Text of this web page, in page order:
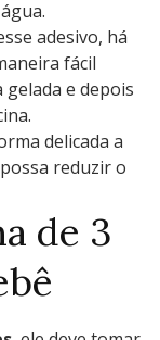
adesivo, há
fácil
e depois
delicada a
reduzir o
de 3